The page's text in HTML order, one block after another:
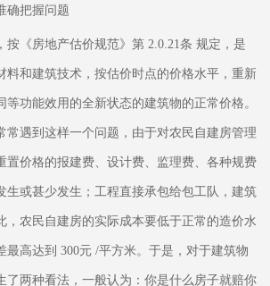
把握问题
《房地产估价规范》第 2.0.21条 规定，是
料和建筑技术，按估价时点的价格水平，重新
等功能效用的全新状态的建筑物的正常价格。
常遇到这样一个问题，由于对农民自建房管理
置价格的报建费、设计费、监理费、各种规费
生或甚少发生；工程直接承包给包工队，建筑
，农民自建房的实际成本要低于正常的造价水
最高达到 300元 /平方米。于是，对于建筑物
了两种看法，一般认为：你是什么房子就赔你